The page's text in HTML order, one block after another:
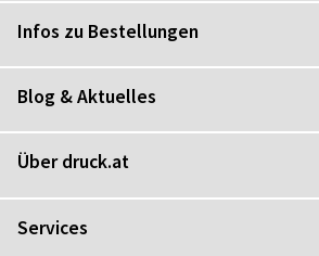
Infos zu Bestellungen
Blog & Aktuelles
Über druck.at
Services